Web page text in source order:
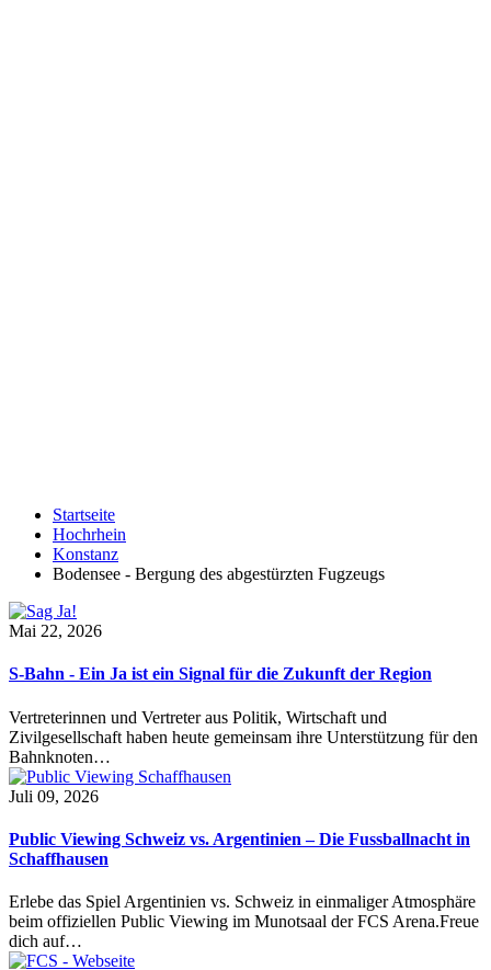
Startseite
Hochrhein
Konstanz
Bodensee - Bergung des abgestürzten Fugzeugs
Mai 22, 2026
S-Bahn - Ein Ja ist ein Signal für die Zukunft der Region
Vertreterinnen und Vertreter aus Politik, Wirtschaft und
Zivilgesellschaft haben heute gemeinsam ihre Unterstützung für den
Bahnknoten…
Juli 09, 2026
Public Viewing Schweiz vs. Argentinien – Die Fussballnacht in
Schaffhausen
Erlebe das Spiel Argentinien vs. Schweiz in einmaliger Atmosphäre
beim offiziellen Public Viewing im Munotsaal der FCS Arena.Freue
dich auf…